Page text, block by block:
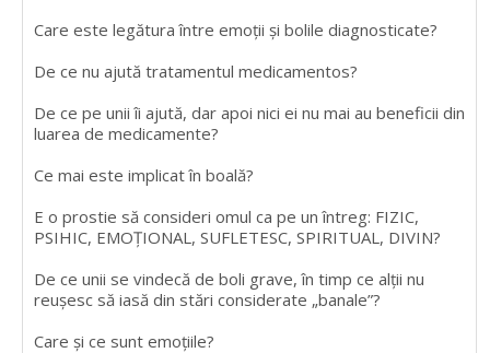
Care este legătura între emoții și bolile diagnosticate?
De ce nu ajută tratamentul medicamentos?
De ce pe unii îi ajută, dar apoi nici ei nu mai au beneficii din
luarea de medicamente?
Ce mai este implicat în boală?
E o prostie să consideri omul ca pe un întreg: FIZIC,
PSIHIC, EMOȚIONAL, SUFLETESC, SPIRITUAL, DIVIN?
De ce unii se vindecă de boli grave, în timp ce alții nu
reușesc să iasă din stări considerate „banale”?
Care și ce sunt emoțiile?